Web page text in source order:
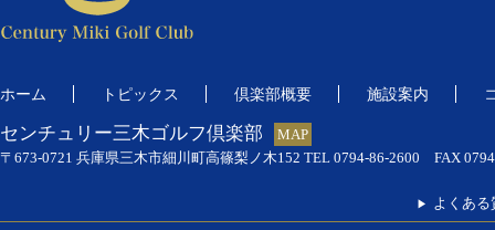
ホーム トピックス 倶楽部概要 施設案内
センチュリー三木ゴルフ倶楽部
MAP
〒673-0721 兵庫県三木市細川町高篠梨ノ木152 TEL 0794-86-2600 FAX
▶ よくある